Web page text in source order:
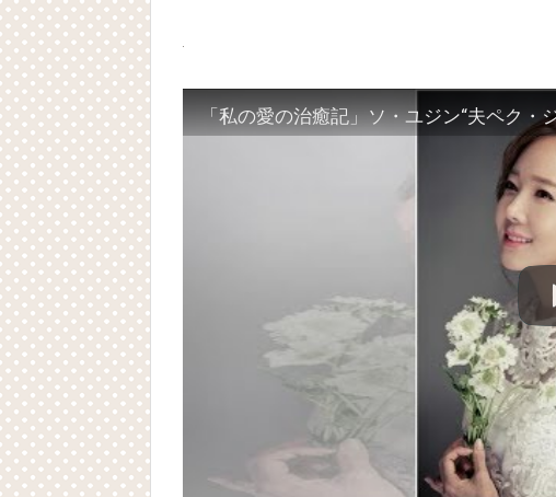
キム・ユジョン、美しいセルフショットで近況を
キム・ユジョン、新ドラマ「まず熱く掃除せよ」
[Fan MV]七日の王妃(7일의 왕비)OST – 정기고
俳優カン・ギヨン、突然の熱愛宣言…「キム秘書
Powered by livedoor 相互RSS